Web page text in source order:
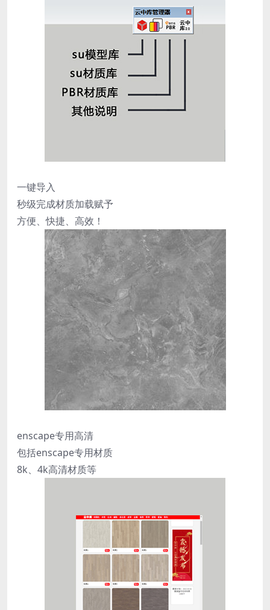
一键导入
秒级完成材质加载赋予
方便、快捷、高效！
enscape专用高清
包括enscape专用材质
8k、4k高清材质等